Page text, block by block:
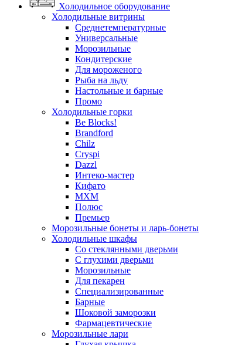
Холодильное оборудование
Холодильные витрины
Среднетемпературные
Универсальные
Морозильные
Кондитерские
Для мороженого
Рыба на льду
Настольные и барные
Промо
Холодильные горки
Be Blocks!
Brandford
Chilz
Cryspi
Dazzl
Интеко-мастер
Кифато
МХМ
Полюс
Премьер
Морозильные бонеты и ларь-бонеты
Холодильные шкафы
Со стеклянными дверьми
С глухими дверьми
Морозильные
Для пекарен
Специализированные
Барные
Шоковой заморозки
Фармацевтические
Морозильные лари